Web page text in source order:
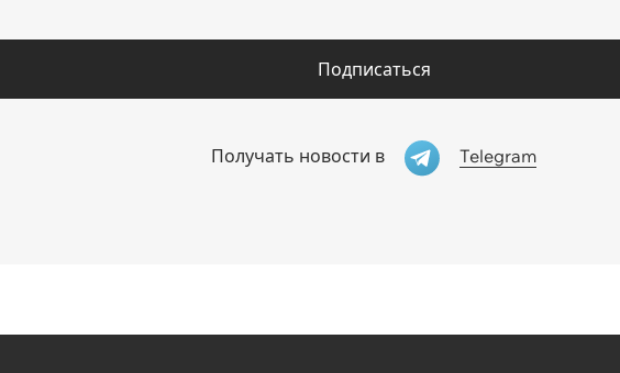
Подписаться
Получать новости в Telegram